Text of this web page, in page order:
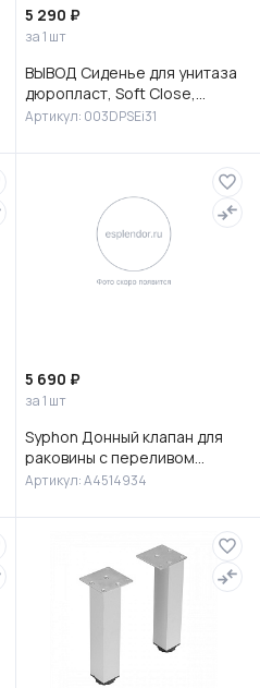
5 290 ₽
за 1 шт
ВЫВОД Сиденье для унитаза
дюропласт, Soft Close,
система Easy Fix, цвет:
Артикул: 003DPSEi31
5 690 ₽
за 1 шт
Syphon Донный клапан для
раковины с переливом
(нажимной), брашированный
Артикул: A4514934